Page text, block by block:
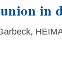
in
,